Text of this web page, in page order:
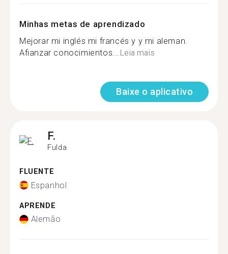
Minhas metas de aprendizado
Mejorar mi inglés mi francés y y mi aleman.
Afianzar conocimientos...Leia mais
Baixe o aplicativo
F.
Fulda
FLUENTE
Espanhol
APRENDE
Alemão